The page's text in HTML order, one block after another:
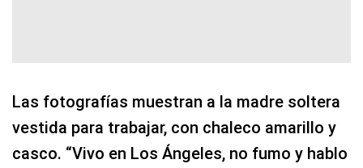
Las fotografías muestran a la madre soltera
vestida para trabajar, con chaleco amarillo y
casco. “Vivo en Los Ángeles, no fumo y hablo